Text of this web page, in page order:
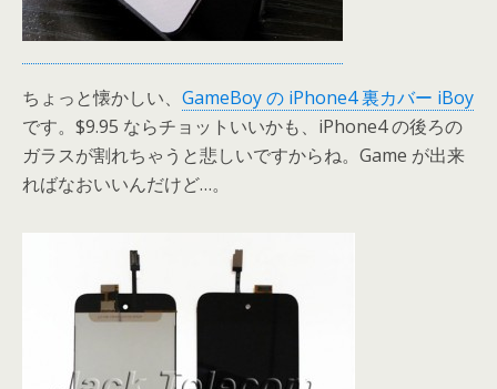
ちょっと懐かしい、 GameBoy の iPhone4 裏カバー iBoy
です。$9.95 ならチョットいいかも、iPhone4 の後ろの
ガラスが割れちゃうと悲しいですからね。Game が出来
ればなおいいんだけど…。